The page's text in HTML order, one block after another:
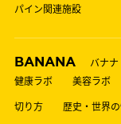
パイン関連施設
BANANA
バナナ
健康ラボ
美容ラボ
切り方
歴史・世界